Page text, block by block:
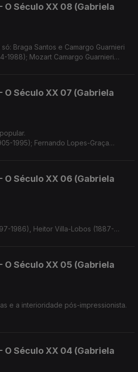
O Século XX 08 (Gabriela
Braga Santos e Camargo Guarnieri
1988); Mozart Camargo Guarnieri
O Século XX 07 (Gabriela
1995); Fernando Lopes-Graça
O Século XX 06 (Gabriela
1986), Heitor Villa-Lobos (1887-
O Século XX 05 (Gabriela
e a interioridade pós-impressionista.
O Século XX 04 (Gabriela